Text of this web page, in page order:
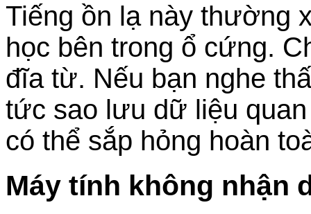
Tiếng ồn lạ này thường
học bên trong ổ cứng.
đĩa từ. Nếu bạn nghe
tức sao lưu dữ liệu
có thể sắp hỏng hoàn
Máy tính không nhận